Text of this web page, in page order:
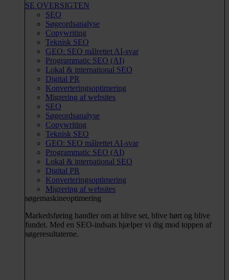
SE OVERSIGTEN
SEO
Søgeordsanalyse
Copywriting
Teknisk SEO
GEO: SEO målrettet AI-svar
Programmatic SEO (AI)
Lokal & international SEO
Digital PR
Konverteringsoptimering
Migrering af websites
SEO
Søgeordsanalyse
Copywriting
Teknisk SEO
GEO: SEO målrettet AI-svar
Programmatic SEO (AI)
Lokal & international SEO
Digital PR
Konverteringsoptimering
Migrering af websites
søgemaskineoptimering
Markedsføring handler om at blive set, blive hørt og blive
fundet. Med en SEO-indsats hjælper vi dig mod toppen af
søgeresultaterne.